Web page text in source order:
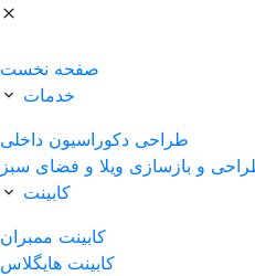
صفحه نخست
خدمات
طراحی دکوراسیون داخلی
و بازسازی ویلا و فضای سبز
کابینت
کابینت ممبران
کابینت هایگلاس